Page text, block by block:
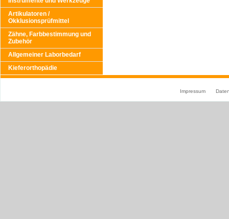
Artikulatoren /
Okklusionsprüfmittel
Zähne, Farbbestimmung und
Zubehör
Allgemeiner Laborbedarf
Kieferorthopädie
Impressum